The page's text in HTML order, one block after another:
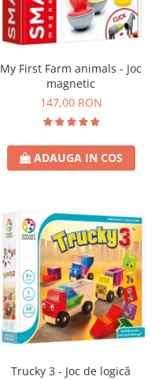
My First Farm animals - Joc
magnetic
147,00 RON
ADAUGA IN COS
Trucky 3 - Joc de logică